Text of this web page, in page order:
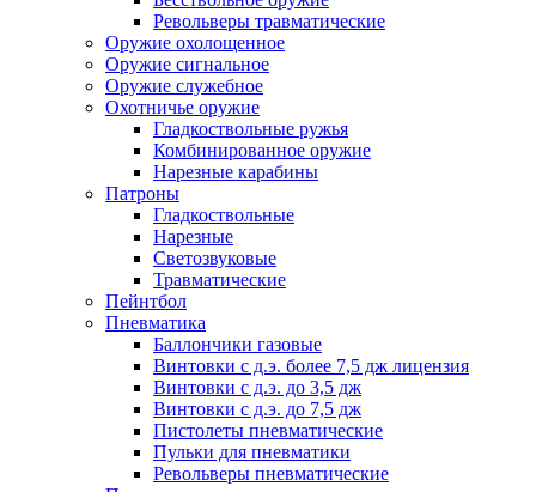
Револьверы травматические
Оружие охолощенное
Оружие сигнальное
Оружие служебное
Охотничье оружие
Гладкоствольные ружья
Комбинированное оружие
Нарезные карабины
Патроны
Гладкоствольные
Нарезные
Светозвуковые
Травматические
Пейнтбол
Пневматика
Баллончики газовые
Винтовки с д.э. более 7,5 дж лицензия
Винтовки с д.э. до 3,5 дж
Винтовки с д.э. до 7,5 дж
Пистолеты пневматические
Пульки для пневматики
Револьверы пневматические